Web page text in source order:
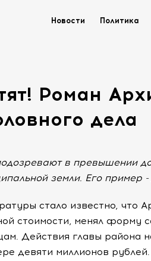
Новости Политика
Роман
дела
в превышении
земли. Его пример
стало известно, что
стоимости, менял форму
Действия главы района
девяти миллионов